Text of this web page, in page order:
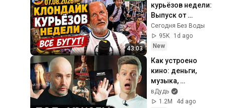
43:03
курьёзов недели:
Выпуск от
07.08.2026 Все
бегут!
Сегодня Без Воды
95K
1d ago
New
Как устроено
кино: деньги,
музыка,
лицемерие,
Голливуд / вДудь
вДудь
1.2M
4d ago